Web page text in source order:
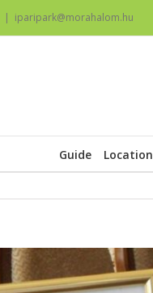
| iparipark@morahalom.hu
Guide Location